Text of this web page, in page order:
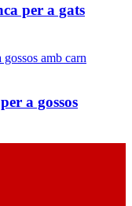
per a gats
a gossos